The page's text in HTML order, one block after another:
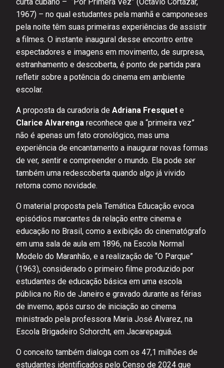
1967) – no qual estudantes pela manhã e camponeses
pela noite têm suas primeiras experiências de assistir
a filmes. O instante inaugural desse encontro entre
espectadores e imagens em movimento, de surpresa,
estranhamento e descoberta, é ponto de partida para
refletir sobre a potência do cinema em ambiente
escolar.
A proposta da curadoria de Adriana Fresquet e
Clarice Alvarenga reconhece que a “primeira vez”
não é apenas um fato cronológico, mas uma
experiência de encantamento a inaugurar novas formas
de ver, sentir e compreender o mundo. Ela pode ser
também uma redescoberta quando algo já vivido
retorna como novidade.
O material proposta pela Temática Educação evoca
episódios marcantes da relação entre cinema e
educação no Brasil, como a exibição do cinematógrafo
em uma sala de aula em 1896, na Escola Normal
Modelo do Maranhão, e a realização de “O Parque”
(1963), considerado o primeiro filme produzido por
estudantes de educação básica em uma escola
pública no Rio de Janeiro e gravado durante as férias
de inverno, após curso de iniciação ao cinema
ministrado pela professora Maria José Alvarez, na
Escola Brigadeiro Schorcht, em Jacarepaguá.
O conceito também dialoga com os 47,1 milhões de
estudantes identificados pelo Censo de 2024 que